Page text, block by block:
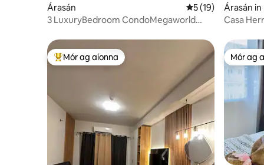
Árasán Meánrátáil 5 as 5,
5 (19)
3 LuxuryBedroom CondoMegaworld
Árasán
Casa
An-mhór ag aíonna
Mór ag aíonna Mór ag
Mór ag